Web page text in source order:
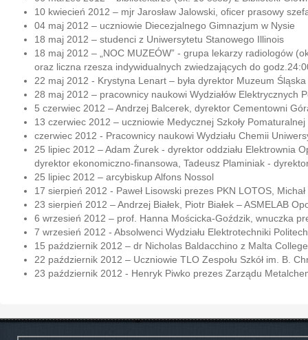
10 kwiecień 2012 – mjr Jarosław Jalowski, oficer prasowy
04 maj 2012 – uczniowie Diecezjalnego Gimnazjum w Nysie
18 maj 2012 – studenci z Uniwersytetu Stanowego Illinois
18 maj 2012 – „NOC MUZEÓW” - grupa lekarzy radiologów
oraz liczna rzesza indywidualnych zwiedzających do
22 maj 2012 - Krystyna Lenart – była dyrektor Muzeum
28 maj 2012 – pracownicy naukowi Wydziałów Elektrycznych
5 czerwiec 2012 – Andrzej Balcerek, dyrektor Cementowni
13 czerwiec 2012 – uczniowie Medycznej Szkoły
czerwiec 2012 - Pracownicy naukowi Wydziału Chemii
25 lipiec 2012 – Adam Żurek - dyrektor oddziału Elektrownia
dyrektor ekonomiczno-finansowa, Tadeusz Plaminiak -
25 lipiec 2012 – arcybiskup Alfons Nossol
17 sierpień 2012 - Paweł Lisowski prezes PKN LOTOS,
23 sierpień 2012 – Andrzej Białek, Piotr Białek – ASMELAB
6 wrzesień 2012 – prof. Hanna Mościcka-Goździk, wnuczka
7 wrzesień 2012 - Absolwenci Wydziału Elektrotechniki
15 październik 2012 – dr Nicholas Baldacchino z Malta
22 październik 2012 – Uczniowie TLO Zespołu Szkół im. B.
23 październik 2012 - Henryk Piwko prezes Zarządu